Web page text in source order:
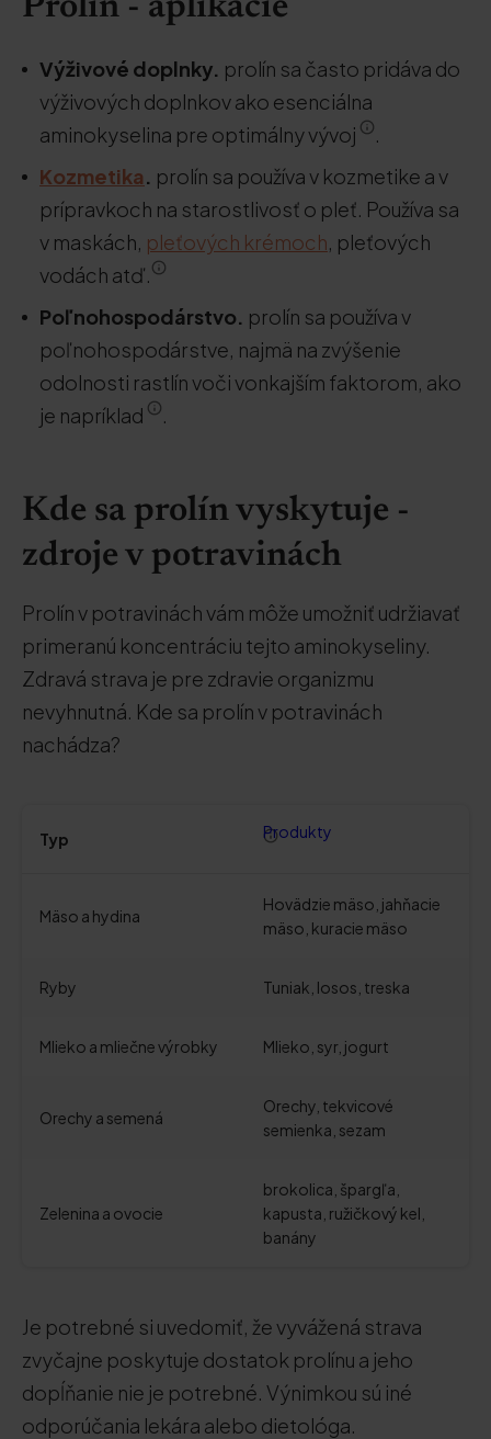
Prolín - aplikácie
Výživové doplnky. prolín sa často pridáva do
výživových doplnkov ako esenciálna
aminokyselina pre optimálny vývoj
.
Kozmetika. prolín sa používa v kozmetike a v
prípravkoch na starostlivosť o pleť. Používa sa
v maskách, pleťových krémoch, pleťových
vodách atď.
Poľnohospodárstvo. prolín sa používa v
poľnohospodárstve, najmä na zvýšenie
odolnosti rastlín voči vonkajším faktorom, ako
je napríklad
.
Kde sa prolín vyskytuje -
zdroje v potravinách
Prolín v potravinách vám môže umožniť udržiavať
primeranú koncentráciu tejto aminokyseliny.
Zdravá strava je pre zdravie organizmu
nevyhnutná. Kde sa prolín v potravinách
nachádza?
Typ Produkty
Mäso a hydina
Hovädzie mäso, jahňacie
mäso, kuracie mäso
Ryby Tuniak, losos, treska
Mlieko a mliečne výrobky Mlieko, syr, jogurt
Orechy a semená
Orechy, tekvicové
semienka, sezam
Zelenina a ovocie
brokolica, špargľa,
kapusta, ružičkový kel,
banány
Je potrebné si uvedomiť, že vyvážená strava
zvyčajne poskytuje dostatok prolínu a jeho
dopĺňanie nie je potrebné. Výnimkou sú iné
odporúčania lekára alebo dietológa.